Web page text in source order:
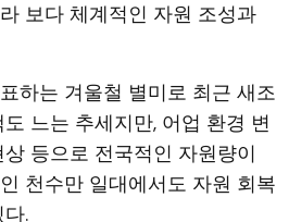
보다 체계적인 자원 조성과
하는 겨울철 별미로 최근 새조
느는 추세지만, 어업 환경 변
등으로 전국적인 자원량이
천수만 일대에서도 자원 회복
.